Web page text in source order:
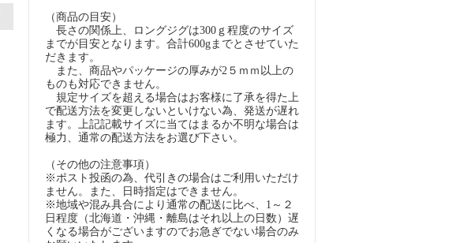
（商品の目安）
長さの関係上、ロングジグは300ｇ程度のサイズ
までが目安となります。合計600gまでとさせていた
だきます。
また、商品やパッケージの厚みが2５ｍｍ以上の
ものも対応できません。
規定サイズを超える場合はお客様に了承を得た上
で配送方法を変更しないといけない為、発送が遅れ
ます。上記記載サイズに当てはまるか不明な場合は
極力、通常の配送方法をお選び下さい。
（その他の注意事項）
※ポスト投函の為、代引きの場合はご利用いただけ
ません。また、日時指定はできません。
※地域や混み具合により通常の配送に比べ、1～２
日程度（北海道・沖縄・離島はそれ以上の日数）遅
くなる場合がございますのでお急ぎでない場合のみ